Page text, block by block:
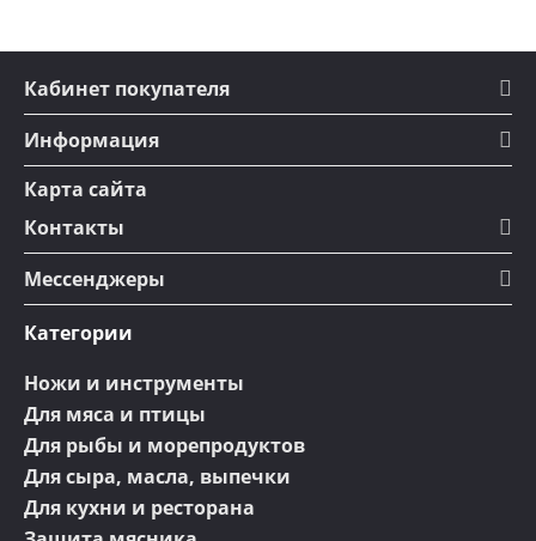
Кабинет покупателя
Информация
Карта сайта
Контакты
Мессенджеры
Категории
Ножи и инструменты
Для мяса и птицы
Для рыбы и морепродуктов
Для сыра, масла, выпечки
Для кухни и ресторана